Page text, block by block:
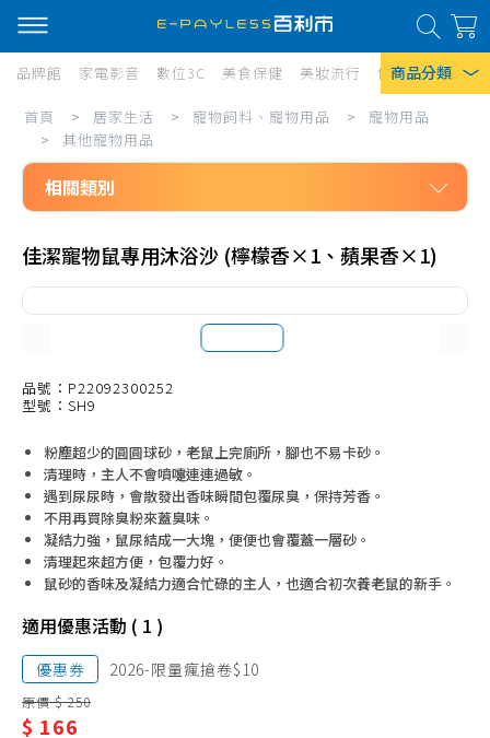
商品分類
熱門搜尋
風扇
口罩
除濕機
衛生紙
品牌館 家電影音 數位3C 美食保健 美妝流行 傢俱寢具 居
居
生
活/
寵
物
寵
用
品/
寵
物
用
品/
其
他
首頁 > 居家生活 > 寵物飼料、寵物用品 >
寵物用品
>
其他寵物用品
相關類別
寵物飼料、寵物用品
寵物推車、寵物包
狗尿墊、狗便盆
貓砂、貓便盆
寵物屋、籠、柵欄
寵物床、寵物家具
寵物墊、防髒墊
其他寵物用品
佳潔寵物鼠專用沐浴沙 (檸檬香×1、蘋果香×1)
品號：P22092300252
型號：SH9
粉塵超少的圓圓球砂，老鼠上完廁所，腳也不易卡砂。
清理時，主人不會噴嚏連連過敏。
遇到尿尿時，會散發出香味瞬間包覆尿臭，保持芳香。
不用再買除臭粉來蓋臭味。
凝結力強，鼠尿結成一大塊，便便也會覆蓋一層砂。
清理起來超方便，包覆力好。
鼠砂的香味及凝結力適合忙碌的主人，也適合初次養老鼠的新手。
適用優惠活動 ( 1 )
優惠券 2026-限量瘋搶卷$10
原價 $ 250
$ 166